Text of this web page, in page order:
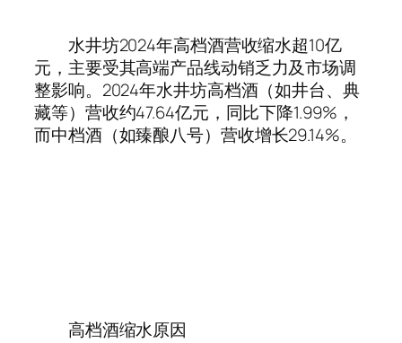
水井坊2024年高档酒营收缩水超10亿
元，主要受其高端产品线动销乏力及市场调
整影响。2024年水井坊高档酒（如井台、典
藏等）营收约47.64亿元，同比下降1.99%，
而中档酒（如臻酿八号）营收增长29.14%。‌
高档酒缩水原因